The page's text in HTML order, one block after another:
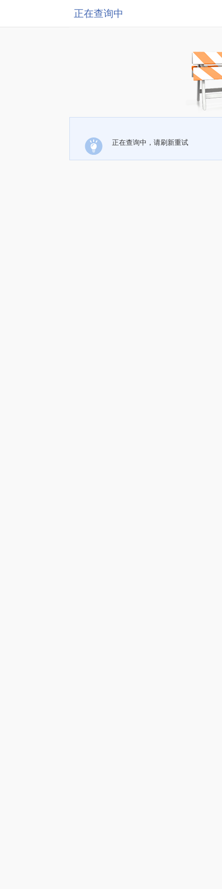
正在查询中
正在查询中，请刷新重试